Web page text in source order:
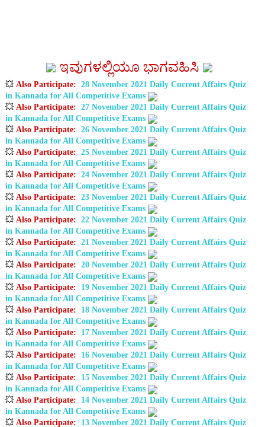
ಇವುಗಳಲ್ಲಿಯೂ ಭಾಗವಹಿಸಿ
💥 Also Participate: 28 November 2021 Daily Current Affairs Quiz
in Kannada for All Competitive Exams
💥 Also Participate: 27 November 2021 Daily Current Affairs Quiz
in Kannada for All Competitive Exams
💥 Also Participate: 26 November 2021 Daily Current Affairs Quiz
in Kannada for All Competitive Exams
💥 Also Participate: 25 November 2021 Daily Current Affairs Quiz
in Kannada for All Competitive Exams
💥 Also Participate: 24 November 2021 Daily Current Affairs Quiz
in Kannada for All Competitive Exams
💥 Also Participate: 23 November 2021 Daily Current Affairs Quiz
in Kannada for All Competitive Exams
💥 Also Participate: 22 November 2021 Daily Current Affairs Quiz
in Kannada for All Competitive Exams
💥 Also Participate: 21 November 2021 Daily Current Affairs Quiz
in Kannada for All Competitive Exams
💥 Also Participate: 20 November 2021 Daily Current Affairs Quiz
in Kannada for All Competitive Exams
💥 Also Participate:
19 November 2021 Daily Current Affairs Quiz
in Kannada for All Competitive Exams
💥 Also Participate:
18 November 2021 Daily Current Affairs Quiz
in Kannada for All Competitive Exams
💥 Also Participate:
17 November 2021 Daily Current Affairs Quiz
in Kannada for All Competitive Exams
💥 Also Participate:
16 November 2021 Daily Current Affairs Quiz
in Kannada for All Competitive Exams
💥 Also Participate:
15 November 2021 Daily Current Affairs Quiz
in Kannada for All Competitive Exams
💥 Also Participate:
14 November 2021 Daily Current Affairs Quiz
in Kannada for All Competitive Exams
💥 Also Participate: 13 November 2021 Daily Current Affairs Quiz